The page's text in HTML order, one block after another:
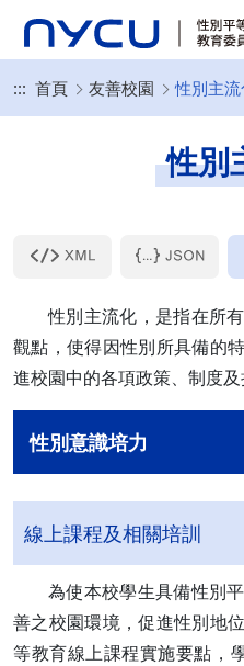
::: 首頁 友善校園 性別主
性別
性別主流化，是指在所
觀點，使得因性別所具備的
進校園中的各項政策、制度及
性別意識培力
線上課程及相關培訓
為使本校學生具備性別
善之校園環境，促進性別地
等教育線上課程實施要點，